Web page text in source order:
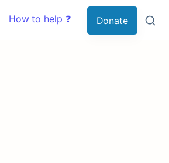
How to help ❓ Donate